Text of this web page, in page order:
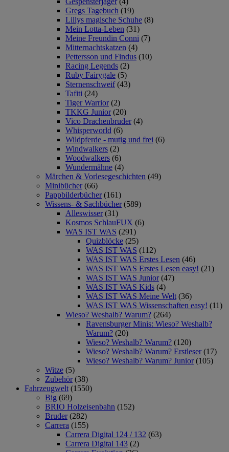
Gregs Tagebuch (19)
Lillys magische Schuhe (8)
Mein Lotta-Leben (31)
Meine Freundin Conni (7)
Mitternachtskatzen (4)
Pettersson und Findus (10)
Racing Legends (2)
Ruby Fairygale (5)
Sternenschweif (43)
Tafiti (24)
Tiger Warrior (2)
TKKG Junior (20)
Vico Drachenbruder (4)
Whisperworld (6)
Wildpferde - mutig und frei (6)
Windwalkers (2)
Woodwalkers (6)
Wundermähne (4)
Märchen & Vorlesegeschichten (49)
Minibücher (66)
Pappbilderbücher (161)
Wissens- & Sachbücher (589)
Alleswisser (31)
Kosmos SchlauFUX (6)
WAS IST WAS (291)
Quizblöcke (25)
WAS IST WAS (112)
WAS IST WAS Erstes Lesen (46)
WAS IST WAS Erstes Lesen easy! (21)
WAS IST WAS Junior (47)
WAS IST WAS Kids (4)
WAS IST WAS Meine Welt (36)
WAS IST WAS Wissenschaften easy! (11)
Wieso? Weshalb? Warum? (264)
Ravensburger Minis: Wieso? Weshalb?
Warum? (20)
Wieso? Weshalb? Warum? (120)
Wieso? Weshalb? Warum? Erstleser (17)
Wieso? Weshalb? Warum? Junior (105)
Witze (5)
Zubehör (38)
Fahrzeugwelt (1550)
Big (69)
BRIO Holzeisenbahn (152)
Bruder (282)
Carrera (155)
Carrera Digital 124 / 132 (63)
Carrera Digital 143 (2)